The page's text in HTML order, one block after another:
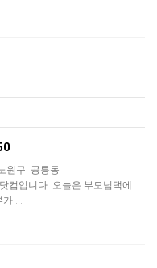
원구 공릉동
컴입니다 오늘은 부모님댁에
…